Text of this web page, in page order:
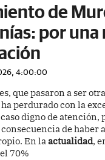
de
por
4:00:00
que pasaron a ser
perdurado con la
digno de atención,
de haber
En laactualidad,
70%